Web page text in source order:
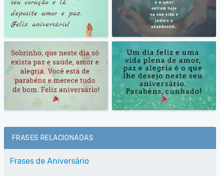
FRASES RELACIONADAS
Frases de Aniversário